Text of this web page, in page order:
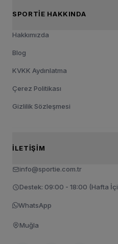
SPORTIE HAKKINDA
Hakkımızda
Blog
KVKK Aydınlatma
Çerez Politikası
Gizlilik Sözleşmesi
İLETIŞIM
info@sportie.com.tr
Destek: 09:00 - 18:00 (Hafta
WhatsApp
Muğla